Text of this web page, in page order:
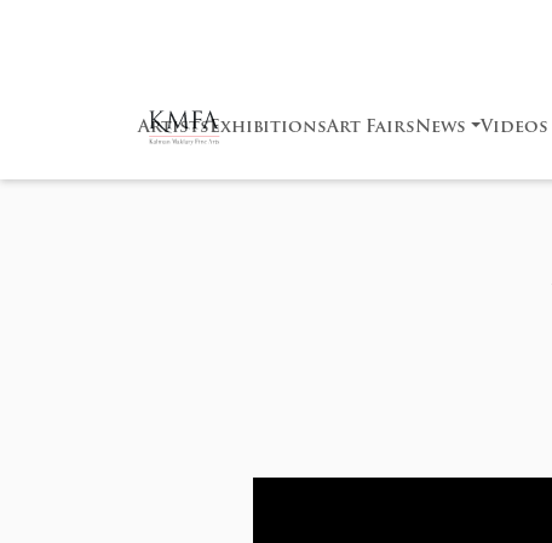
ArtistsExhibitionsArt FairsNews Videos